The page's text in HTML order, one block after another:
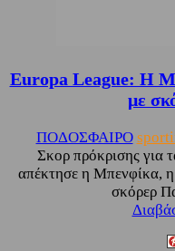
Europa League: Η
με
ΠΟΔΟΣΦΑΙΡΟ
Σκορ πρόκρισης για
απέκτησε η Μπενφίκα,
σκόρερ